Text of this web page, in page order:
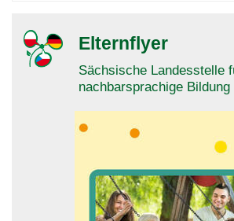
Elternflyer
Sächsische Landesstelle
nachbarsprachige Bildung